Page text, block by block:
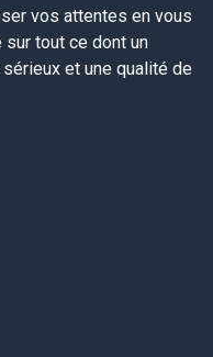
vos attentes en vous
tout ce dont un
et une qualité de